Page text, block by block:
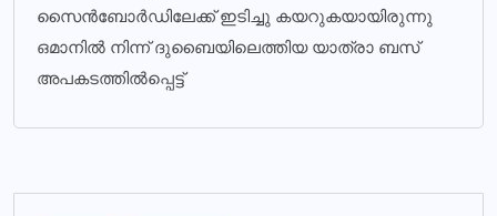
സൈൻബോർഡിലേക്ക് ഇടിച്ചു കയറുകയായിരുന്നു
ഒമാനിൽ നിന്ന് ദുബൈയിലെത്തിയ യാത്രാ ബസ്
അപകടത്തിൽപ്പെട്ട്